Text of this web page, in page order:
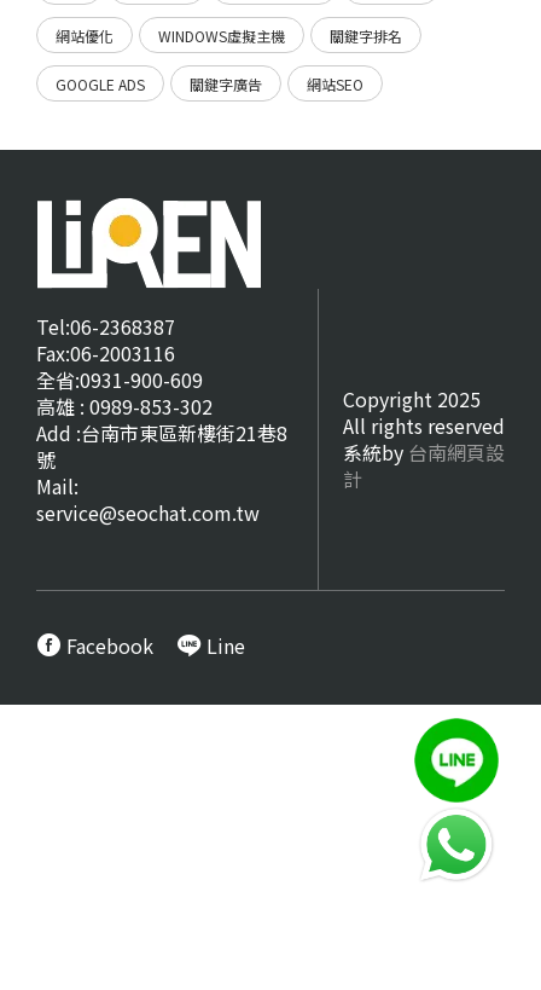
網站優化 WINDOWS虛擬主機 關鍵字排名
GOOGLE ADS 關鍵字廣告 網站SEO
Tel:06-2368387
Fax:06-2003116
全省:0931-900-609
高雄 : 0989-853-302
Add :台南市東區新樓街21巷8
號
Mail:
service@seochat.com.tw
Copyright 2025
All rights reserved
系統by 台南網頁設
計
Facebook Line